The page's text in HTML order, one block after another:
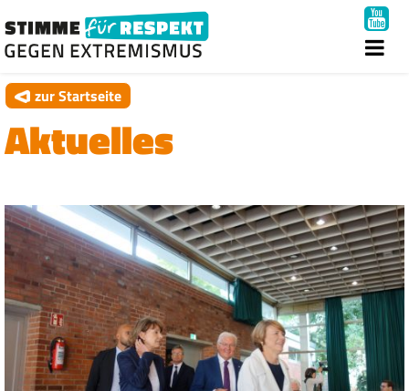
zur Startseite
Aktuelles